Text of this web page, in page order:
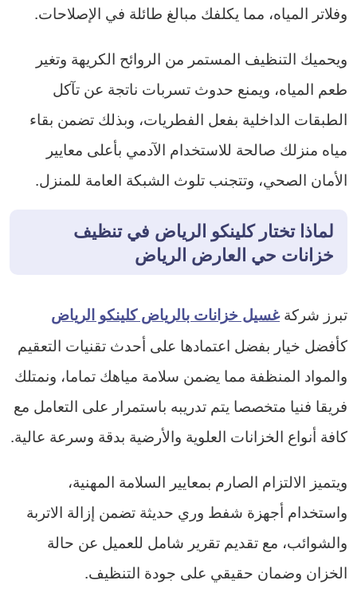
وفلاتر المياه، مما يكلفك مبالغ طائلة في الإصلاحات.
ويحميك التنظيف المستمر من الروائح الكريهة وتغير
طعم المياه، ويمنع حدوث تسربات ناتجة عن تآكل
الطبقات الداخلية بفعل الفطريات، وبذلك تضمن بقاء
مياه منزلك صالحة للاستخدام الآدمي بأعلى معايير
الأمان الصحي، وتتجنب تلوث الشبكة العامة للمنزل.
لماذا تختار كلينكو الرياض في تنظيف
خزانات حي العارض الرياض
تبرز شركةغسيل خزانات بالرياض كلينكو الرياض
كأفضل خيار بفضل اعتمادها على أحدث تقنيات التعقيم
والمواد المنظفة مما يضمن سلامة مياهك تماما، ونمتلك
فريقا فنيا متخصصا يتم تدريبه باستمرار على التعامل مع
كافة أنواع الخزانات العلوية والأرضية بدقة وسرعة عالية.
ويتميز الالتزام الصارم بمعايير السلامة المهنية،
واستخدام أجهزة شفط وري حديثة تضمن إزالة الاتربة
والشوائب، مع تقديم تقرير شامل للعميل عن حالة
الخزان وضمان حقيقي على جودة التنظيف.